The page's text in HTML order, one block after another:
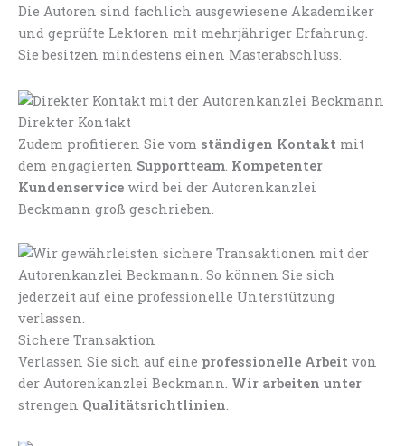
Die Autoren sind fachlich ausgewiesene Akademiker
und geprüfte Lektoren mit mehrjähriger Erfahrung.
Sie besitzen mindestens einen Masterabschluss.
Direkter Kontakt
Zudem profitieren Sie vom ständigen Kontakt mit
dem engagierten Supportteam. Kompetenter
Kundenservice wird bei der Autorenkanzlei
Beckmann groß geschrieben.
Sichere Transaktion
Verlassen Sie sich auf eine professionelle Arbeit von
der Autorenkanzlei Beckmann. Wir arbeiten unter
strengen Qualitätsrichtlinien.